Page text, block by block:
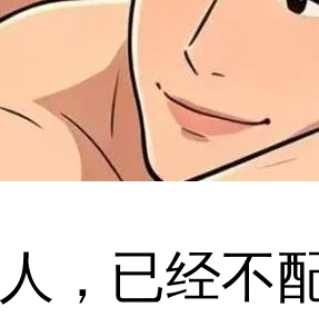
，已经不